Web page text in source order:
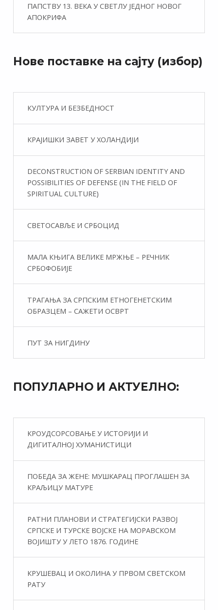
ПАПСТВУ 13. ВЕКА У СВЕТЛУ ЈЕДНОГ НОВОГ
АПОКРИФА
Нове поставке на сајту (избор)
КУЛТУРА И БЕЗБЕДНОСТ
КРАЈИШКИ ЗАВЕТ У ХОЛАНДИЈИ
DECONSTRUCTION OF SERBIAN IDENTITY AND
POSSIBILITIES OF DEFENSE (IN THE FIELD OF
SPIRITUAL CULTURE)
СВЕТОСАВЉЕ И СРБОЦИД
МАЛА КЊИГА ВЕЛИКЕ МРЖЊЕ – РЕЧНИК
СРБОФОБИЈЕ
ТРАГАЊА ЗА СРПСКИМ ЕТНОГЕНЕТСКИМ
ОБРАЗЦЕМ – САЖЕТИ ОСВРТ
ПУТ ЗА НИГДИНУ
ПОПУЛАРНО И АКТУЕЛНО:
КРОУДСОРСОВАЊЕ У ИСТОРИЈИ И
ДИГИТАЛНОЈ ХУМАНИСТИЦИ
ПОБЕДА ЗА ЖЕНЕ: МУШКАРАЦ ПРОГЛАШЕН ЗА
КРАЉИЦУ МАТУРЕ
РАТНИ ПЛАНОВИ И СТРАТЕГИЈСКИ РАЗВОЈ
СРПСКЕ И ТУРСКЕ ВОЈСКЕ НА МОРАВСКОМ
ВОЈИШТУ У ЛЕТО 1876. ГОДИНЕ
КРУШЕВАЦ И ОКОЛИНА У ПРВОМ СВЕТСКОМ
РАТУ